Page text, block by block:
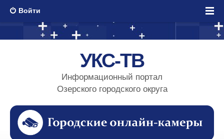
Войти
УКС-ТВ
Информационный портал
Озерского городского округа